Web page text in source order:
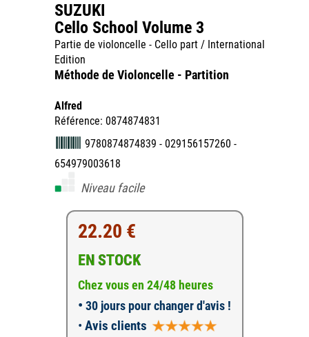
SUZUKI
Cello School Volume 3
Partie de violoncelle - Cello part / International
Edition
Méthode de Violoncelle - Partition
Alfred
Référence: 0874874831
9780874874839 - 029156157260 -
654979003618
Niveau facile
22.20 €
EN STOCK
Chez vous en 24/48 heures
• 30 jours pour changer d'avis !
• Avis clients